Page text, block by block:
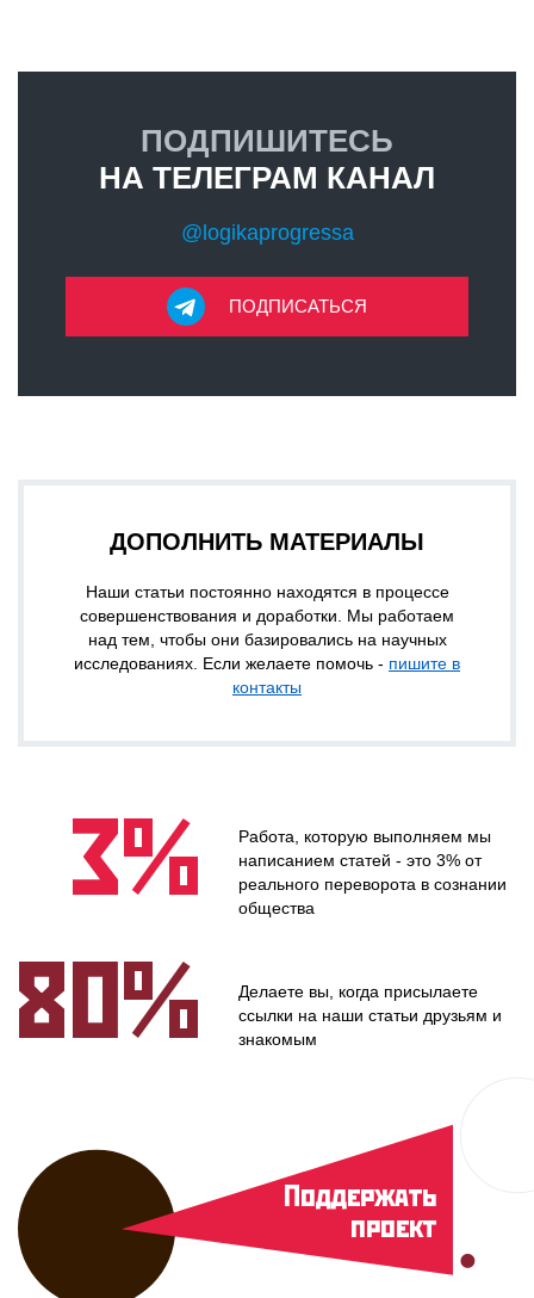
ПОДПИШИТЕСЬ
НА ТЕЛЕГРАМ КАНАЛ
@logikaprogressa
ПОДПИСАТЬСЯ
ДОПОЛНИТЬ МАТЕРИАЛЫ
Наши статьи постоянно находятся в процессе
совершенствования и доработки. Мы работаем
над тем, чтобы они базировались на научных
исследованиях. Если желаете помочь - пишите в
контакты
3%
Работа, которую выполняем мы
написанием статей - это 3% от
реального переворота в сознании
общества
80%
Делаете вы, когда присылаете
ссылки на наши статьи друзьям и
знакомым
Поддержать
проект